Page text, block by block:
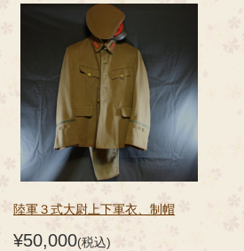
陸軍３式大尉上下軍衣、制帽
¥50,000(税込)